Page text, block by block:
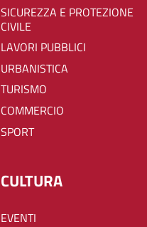
SICUREZZA E PROTEZIONE
CIVILE
LAVORI PUBBLICI
URBANISTICA
TURISMO
COMMERCIO
SPORT
CULTURA
EVENTI